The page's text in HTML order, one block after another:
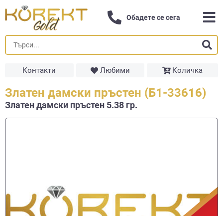
Обадете се сега
Контакти Любими Количка
Златен дамски пръстен (Б1-33616)
Златен дамски пръстен 5.38 гр.